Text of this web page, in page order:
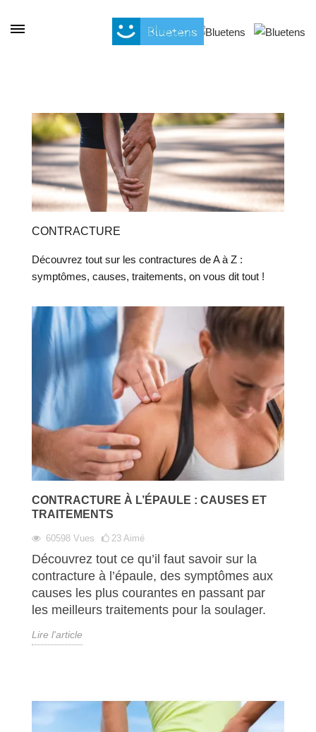
CONTRACTURE
Découvrez tout sur les contractures de A à Z :
symptômes, causes, traitements, on vous dit tout !
CONTRACTURE À L’ÉPAULE : CAUSES ET
TRAITEMENTS
60598 Vues 23 Aimé
Découvrez tout ce qu’il faut savoir sur la
contracture à l’épaule, des symptômes aux
causes les plus courantes en passant par
les meilleurs traitements pour la soulager.
Lire l'article